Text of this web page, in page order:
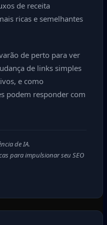
de receita
ricas e semelhantes
de perto para ver
de links simples
e como
podem responder com
de IA.
para impulsionar seu SEO